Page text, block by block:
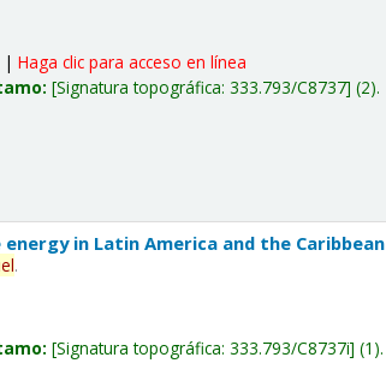
|Haga clic para acceso en línea
Signatura topográfica:333.793/C8737 (2).
in Latin America and the Caribbean
.
Signatura topográfica:333.793/C8737i (1).